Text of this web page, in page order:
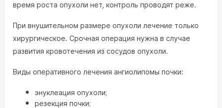
время роста опухоли нет, контроль проводят реже.
При внушительном размере опухоли лечение только
хирургическое. Срочная операция нужна в случае
развития кровотечения из сосудов опухоли.
Виды оперативного лечения ангиолипомы почки:
энуклеация опухоли;
резекция почки;